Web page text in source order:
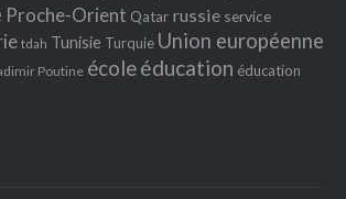
Proche-Orient Qatar russie service
tdah Tunisie Turquie Union européenne
Poutine écoleéducation éducation